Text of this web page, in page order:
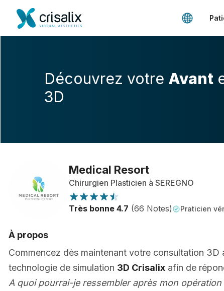
Découvrez votre Avant
3D
Medical Resort
Chirurgien Plasticien à SEREGNO
Très bonne 4.7 (66 Notes) Praticien
À propos
Commencez dès maintenant votre consultation 3D
technologie de simulation 3D Crisalix afin de
A quoi pourrai-je ressembler après mon opération